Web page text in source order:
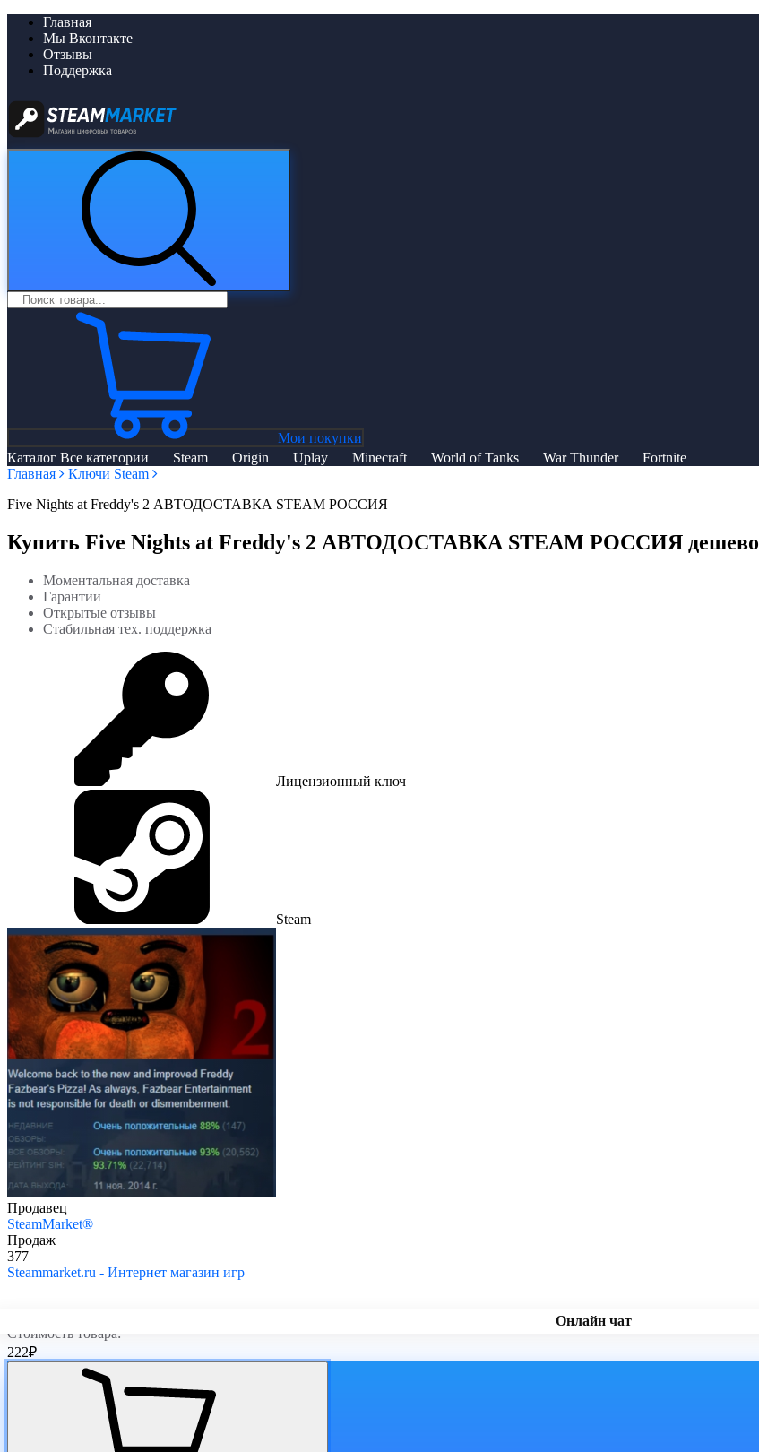
Главная
Мы Вконтакте
Отзывы
Поддержка
Мои покупки
Каталог Все категории Steam Origin Uplay Minecraft World of Tanks War Thunder
Fortnite
Главная
Ключи Steam
Five Nights at Freddy's 2 АВТОДОСТАВКА STEAM РОССИЯ
Купить Five Nights at Freddy's 2 АВТОДОСТАВКА STEAM РОССИЯ дешево
Моментальная доставка
Гарантии
Открытые отзывы
Стабильная тех. поддержка
Лицензионный ключ
Steam
Онлайн чат
Продавец
SteamMarket®
Продаж
377
Steammarket.ru - Интернет магазин игр
Стоимость товара:
222₽